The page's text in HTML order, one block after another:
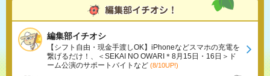
編集部イチオシ
【シフト自由・現金手渡しOK】iPhoneなどスマホの充電を
繋げるだけ！、＜SEKAI NO OWARI＊8月15日・16日＞ド
ーム公演のサポートバイトなど (8/10UP!)